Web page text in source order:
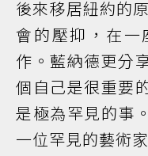
後來移居紐約的
會的壓抑，在一
作。藍納德更分
個自己是很重要
是極為罕見的事
一位罕見的藝術家